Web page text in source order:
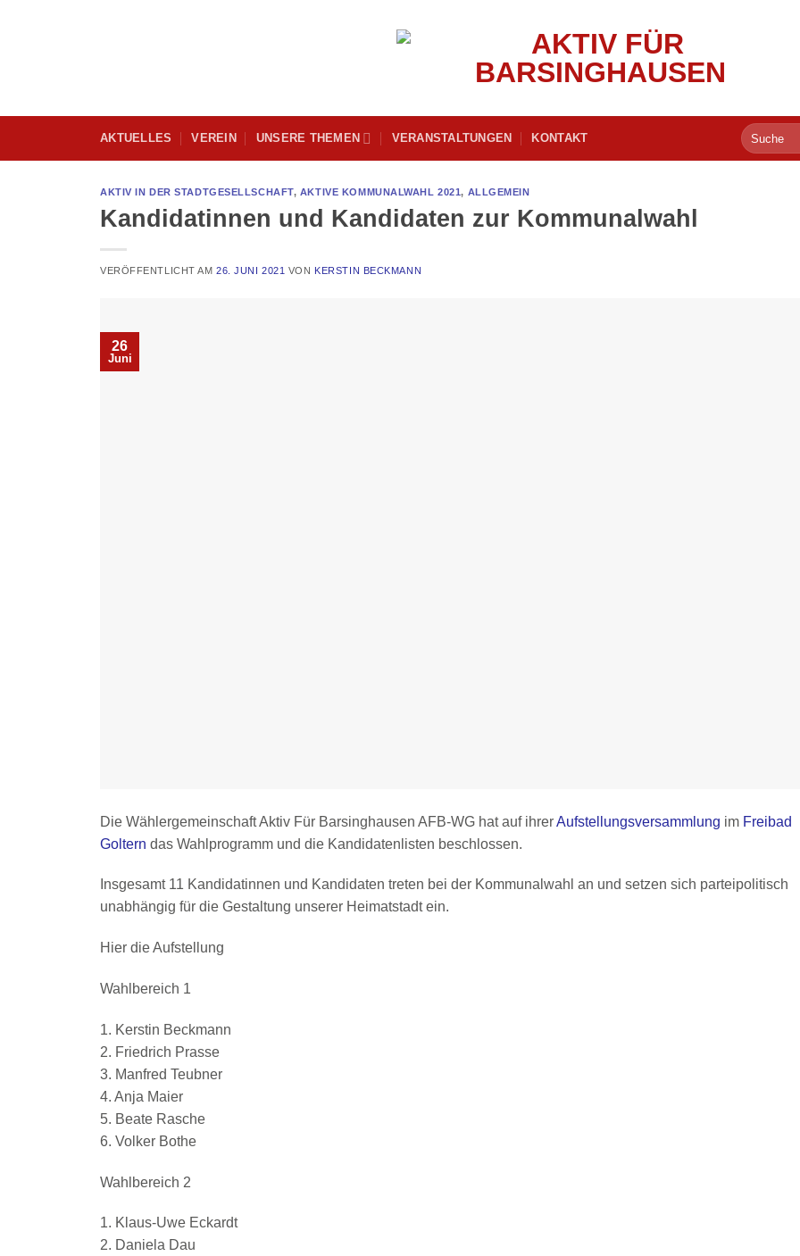
AKTUELLES VEREIN UNSERE THEMEN VERANSTALTUNGEN KONTAKT
AKTIV IN DER STADTGESELLSCHAFT, AKTIVE KOMMUNALWAHL 2021, ALLGEMEIN
Kandidatinnen und Kandidaten zur Kommunalwahl
VERÖFFENTLICHT AM26. JUNI 2021 VON KERSTIN BECKMANN
26
Juni
Die Wählergemeinschaft Aktiv Für Barsinghausen AFB-WG hat auf ihrerAufstellungsversammlung im Freibad
Goltern das Wahlprogramm und die Kandidatenlisten beschlossen.
Insgesamt 11 Kandidatinnen und Kandidaten treten bei der Kommunalwahl an und setzen sich parteipolitisch
unabhängig für die Gestaltung unserer Heimatstadt ein.
Hier die Aufstellung
Wahlbereich 1
1. Kerstin Beckmann
2. Friedrich Prasse
3. Manfred Teubner
4. Anja Maier
5. Beate Rasche
6. Volker Bothe
Wahlbereich 2
1. Klaus-Uwe Eckardt
2. Daniela Dau